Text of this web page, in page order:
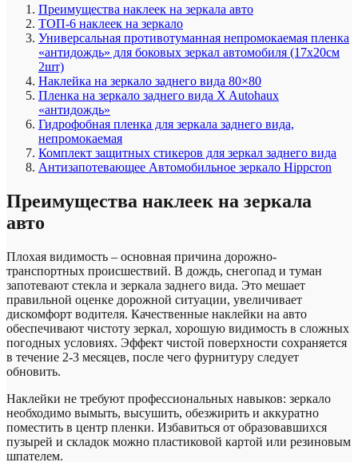
Преимущества наклеек на зеркала авто
ТОП-6 наклеек на зеркало
Универсальная противотуманная непромокаемая пленка
«антидождь» для боковых зеркал автомобиля (17х20см
2шт)
Наклейка на зеркало заднего вида 80×80
Пленка на зеркало заднего вида X Autohaux
«антидождь»
Гидрофобная пленка для зеркала заднего вида,
непромокаемая
Комплект защитных стикеров для зеркал заднего вида
Антизапотевающее Автомобильное зеркало Hippcron
Преимущества наклеек на зеркала
авто
Плохая видимость – основная причина дорожно-
транспортных происшествий. В дождь, снегопад и туман
запотевают стекла и зеркала заднего вида. Это мешает
правильной оценке дорожной ситуации, увеличивает
дискомфорт водителя. Качественные наклейки на авто
обеспечивают чистоту зеркал, хорошую видимость в сложных
погодных условиях. Эффект чистой поверхности сохраняется
в течение 2-3 месяцев, после чего фурнитуру следует
обновить.
Наклейки не требуют профессиональных навыков: зеркало
необходимо вымыть, высушить, обезжирить и аккуратно
поместить в центр пленки. Избавиться от образовавшихся
пузырей и складок можно пластиковой картой или резиновым
шпателем.